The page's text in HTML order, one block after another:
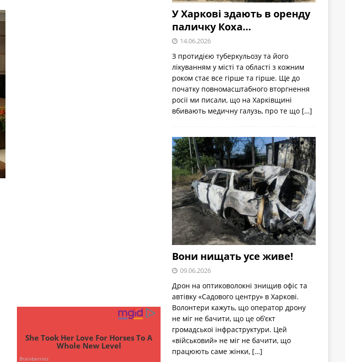
У Харкові здають в оренду
паличку Коха…
14.06.2026
З протидією туберкульозу та його
лікуванням у місті та області з кожним
роком стає все гірше та гірше. Ще до
початку повномасштабного вторгнення
росії ми писали, що на Харківщині
вбивають медичну галузь, про те що […]
Вони нищать усе живе!
09.06.2026
Дрон на оптиковолокні знищив офіс та
автівку «Садового центру» в Харкові.
Волонтери кажуть, що оператор дрону
не міг не бачити, що це об’єкт
громадської інфраструктури. Цей
«військовий» не міг не бачити, що
працюють саме жінки, […]